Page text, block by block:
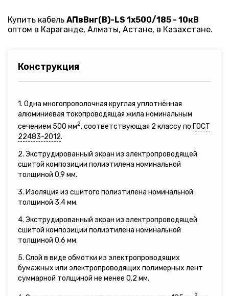
Купить кабель АПвВнг(B)-LS 1х500/185 - 10кВ
оптом в Караганде, Алматы, Астане, в Казахстане.
Конструкция
1. Одна многопроволочная круглая уплотнённая
алюминиевая токопроводящая жила номинальным
сечением 500 мм2, соответствующая 2 классу по ГОСТ
22483-2012.
2. Экструдированный экран из электропроводящей
сшитой композиции полиэтилена номинальной
толщиной 0,9 мм.
3. Изоляция из сшитого полиэтилена номинальной
толщиной 3,4 мм.
4. Экструдированный экран из электропроводящей
сшитой композиции полиэтилена номинальной
толщиной 0,6 мм.
5. Слой в виде обмотки из электропроводящих
бумажных или электропроводящих полимерных лент
суммарной толщиной не менее 0,2 мм.